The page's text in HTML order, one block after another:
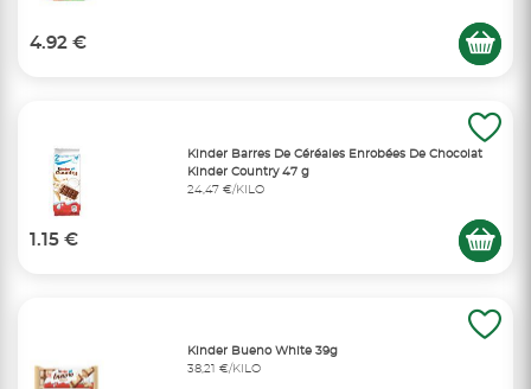
4.92 €
Kinder Barres De Céréales Enrobées De Chocolat
Kinder Country 47 g
24,47 €/KILO
1.15 €
Kinder Bueno White 39g
38,21 €/KILO